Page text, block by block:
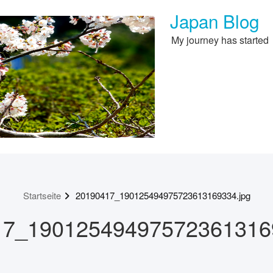
Japan Blog
My journey has started
Startseite 20190417_190125494975723613169334.jpg